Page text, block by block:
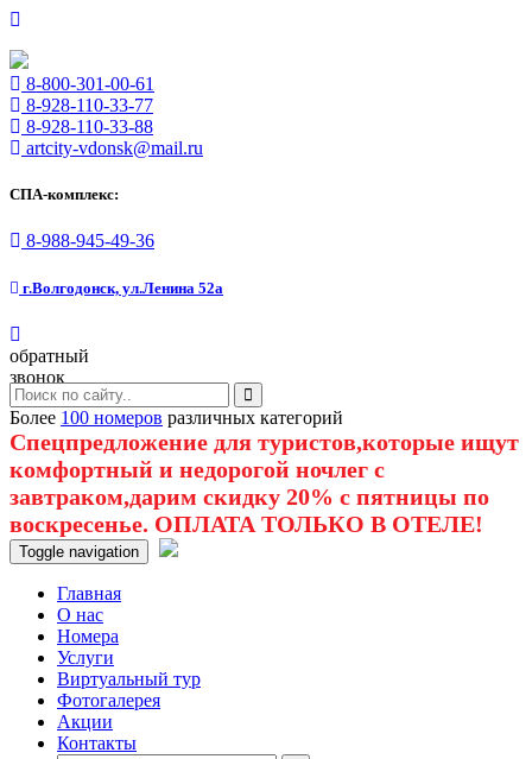
8-800-301-00-61
8-928-110-33-77
8-928-110-33-88
artcity-vdonsk@mail.ru
СПА-комплекс:
8-988-945-49-36
г.Волгодонск, ул.Ленина 52а
обратный
звонок
Более 100 номеров различных категорий
Спецпредложение для туристов,которые ищут
комфортный и недорогой ночлег с
завтраком,дарим скидку 20% с пятницы по
воскресенье. ОПЛАТА ТОЛЬКО В ОТЕЛЕ!
Toggle navigation
Главная
O нас
Номера
Услуги
Виртуальный тур
Фотогалерея
Акции
Контакты